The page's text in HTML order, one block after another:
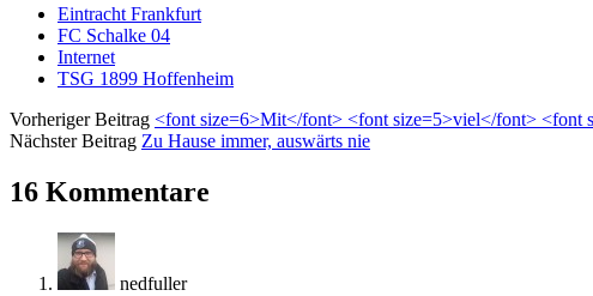
Eintracht Frankfurt
FC Schalke 04
Internet
TSG 1899 Hoffenheim
Vorheriger Beitrag <font size=6>Mit</font> <font size=5>viel</font> <font
Nächster Beitrag Zu Hause immer, auswärts nie
16 Kommentare
nedfuller